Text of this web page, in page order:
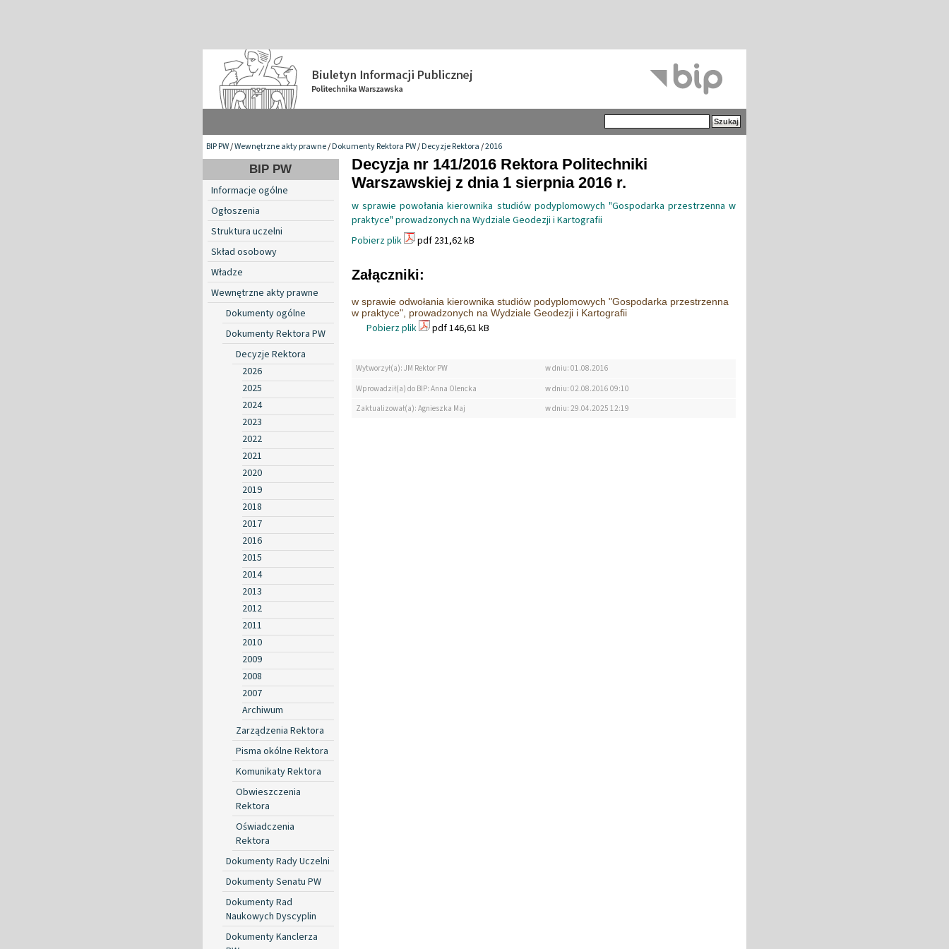
BIP PW/Wewnętrzne akty prawne/Dokumenty Rektora PW/Decyzje Rektora/2016
BIP PW
Informacje ogólne
Ogłoszenia
Struktura uczelni
Skład osobowy
Władze
Wewnętrzne akty prawne
Dokumenty ogólne
Dokumenty Rektora PW
Decyzje Rektora
2026
2025
2024
2023
2022
2021
2020
2019
2018
2017
2016
2015
2014
2013
2012
2011
2010
2009
2008
2007
Archiwum
Zarządzenia Rektora
Pisma okólne Rektora
Komunikaty Rektora
Obwieszczenia
Rektora
Oświadczenia
Rektora
Dokumenty Rady Uczelni
Dokumenty Senatu PW
Dokumenty Rad
Naukowych Dyscyplin
Dokumenty Kanclerza
Decyzja nr 141/2016 Rektora Politechniki
Warszawskiej z dnia 1 sierpnia 2016 r.
w sprawie powołania kierownika studiów podyplomowych "Gospodarka przestrzenna w
praktyce" prowadzonych na Wydziale Geodezji i Kartografii
Pobierz plik
pdf 231,62 kB
Załączniki:
w sprawie odwołania kierownika studiów podyplomowych "Gospodarka przestrzenna
w praktyce", prowadzonych na Wydziale Geodezji i Kartografii
Pobierz plik pdf 146,61 kB
Wytworzył(a): JM Rektor PW
w dniu: 01.08.2016
Wprowadził(a) do BIP: Anna Olencka
w dniu: 02.08.2016 09:10
Zaktualizował(a): Agnieszka Maj
w dniu: 29.04.2025 12:19